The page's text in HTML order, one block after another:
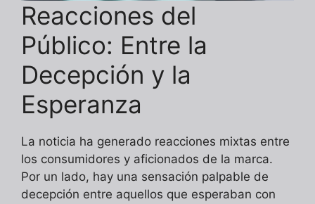
Reacciones del
Público: Entre la
Decepción y la
Esperanza
La noticia ha generado reacciones mixtas entre
los consumidores y aficionados de la marca.
Por un lado, hay una sensación palpable de
decepción entre aquellos que esperaban con